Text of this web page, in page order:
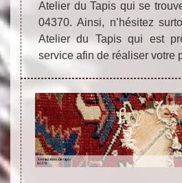
Atelier du Tapis qui se
04370. Ainsi, n’hésitez
Atelier du Tapis qui est
service afin de réaliser votre